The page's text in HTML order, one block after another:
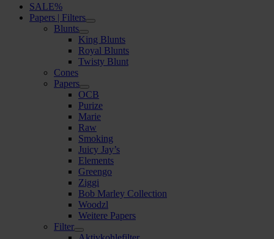
SALE%
Papers | Filters
Blunts
King Blunts
Royal Blunts
Twisty Blunt
Cones
Papers
OCB
Purize
Marie
Raw
Smoking
Juicy Jay’s
Elements
Greengo
Ziggi
Bob Marley Collection
Woodzl
Weitere Papers
Filter